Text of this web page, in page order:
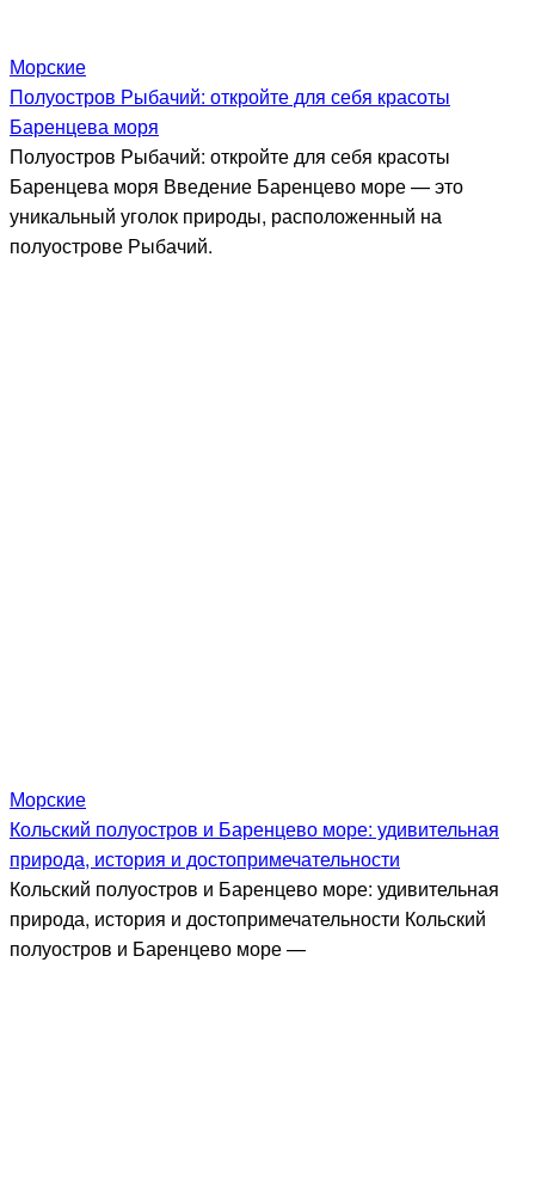
Морские
Полуостров Рыбачий: откройте для себя красоты
Баренцева моря
Полуостров Рыбачий: откройте для себя красоты
Баренцева моря Введение Баренцево море — это
уникальный уголок природы, расположенный на
полуострове Рыбачий.
Морские
Кольский полуостров и Баренцево море: удивительная
природа, история и достопримечательности
Кольский полуостров и Баренцево море: удивительная
природа, история и достопримечательности Кольский
полуостров и Баренцево море —